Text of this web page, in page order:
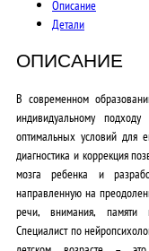
0
₽
.
Описание
Детали
ОПИСАНИЕ
В современном
индивидуальному
оптимальных условий для
диагностика и коррекция
мозга ребенка и
направленную на
речи, внимания, памяти
Специалист по